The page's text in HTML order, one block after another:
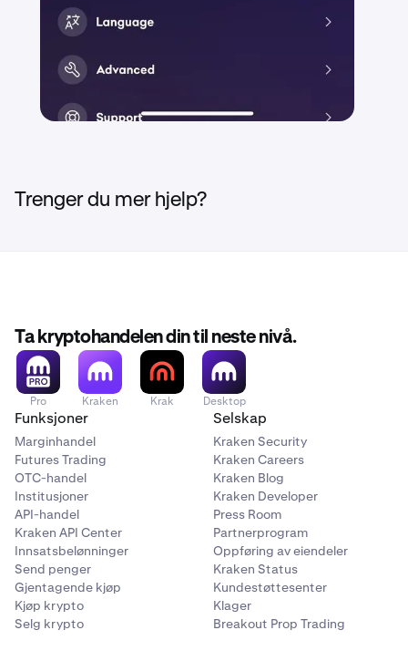
Trenger du mer hjelp?
Ta kryptohandelen din til neste nivå.
Pro Kraken Krak Desktop
Funksjoner
Marginhandel
Futures Trading
OTC-handel
Institusjoner
API-handel
Kraken API Center
Innsatsbelønninger
Send penger
Gjentagende kjøp
Kjøp krypto
Selg krypto
Selskap
Kraken Security
Kraken Careers
Kraken Blog
Kraken Developer
Press Room
Partnerprogram
Oppføring av eiendeler
Kraken Status
Kundestøttesenter
Klager
Breakout Prop Trading